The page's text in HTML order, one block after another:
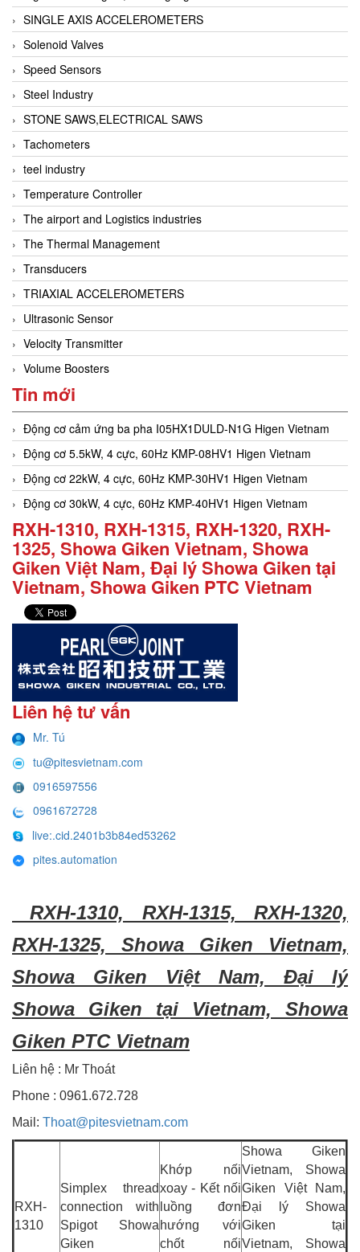
SINGLE AXIS ACCELEROMETERS
Solenoid Valves
Speed Sensors
Steel Industry
STONE SAWS,ELECTRICAL SAWS
Tachometers
teel industry
Temperature Controller
The airport and Logistics industries
The Thermal Management
Transducers
TRIAXIAL ACCELEROMETERS
Ultrasonic Sensor
Velocity Transmitter
Volume Boosters
Tin mới
Động cơ cảm ứng ba pha I05HX1DULD-N1G Higen Vietnam
Động cơ 5.5kW, 4 cực, 60Hz KMP-08HV1 Higen Vietnam
Động cơ 22kW, 4 cực, 60Hz KMP-30HV1 Higen Vietnam
Động cơ 30kW, 4 cực, 60Hz KMP-40HV1 Higen Vietnam
RXH-1310, RXH-1315, RXH-1320, RXH-
1325, Showa Giken Vietnam, Showa
Giken Việt Nam, Đại lý Showa Giken tại
Vietnam, Showa Giken PTC Vietnam
Liên hệ tư vấn
Mr. Tú
tu@pitesvietnam.com
0916597556
0961672728
live:.cid.2401b3b84ed53262
pites.automation
RXH-1310, RXH-1315, RXH-1320,
RXH-1325, Showa Giken Vietnam,
Showa Giken Việt Nam, Đại lý
Showa Giken tại Vietnam, Showa
Giken PTC Vietnam
Liên hệ : Mr Thoát
Phone : 0961.672.728
Mail: Thoat@pitesvietnam.com
RXH-
1310
Simplex thread
connection with
Spigot Showa
Giken
Khớp nối
xoay - Kết nối
luồng đơn
hướng với
chốt nối
Showa Giken
Vietnam, Showa
Giken Việt Nam,
Đại lý Showa
Giken tại
Vietnam, Showa